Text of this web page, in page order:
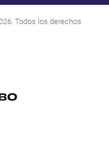
Todos los derechos